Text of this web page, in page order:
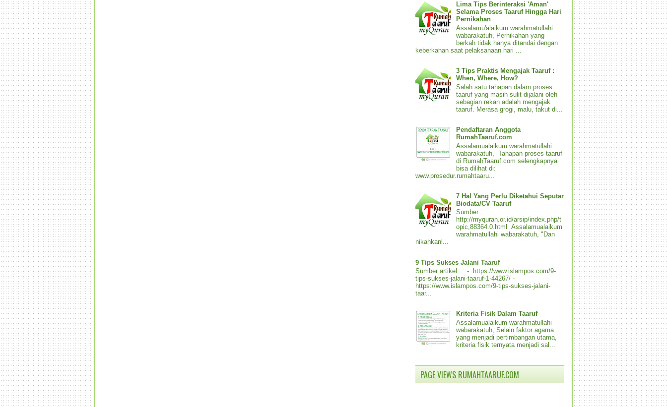
Lima Tips Berinteraksi 'Aman'
Selama Proses Taaruf Hingga Hari
Pernikahan
Assalamu'alaikum warahmatullahi
wabarakatuh, Pernikahan yang
berkah tidak hanya ditandai dengan
keberkahan saat pelaksanaan hari ...
3 Tips Praktis Mengajak Taaruf :
When, Where, How?
Salah satu tahapan dalam proses
taaruf yang masih sulit dijalani oleh
sebagian rekan adalah mengajak
taaruf. Merasa grogi, malu, takut di...
Pendaftaran Anggota
RumahTaaruf.com
Assalamualaikum warahmatullahi
wabarakatuh, Tahapan proses taaruf
di RumahTaaruf.com selengkapnya
bisa dilihat di:
www.prosedur.rumahtaaru...
7 Hal Yang Perlu Diketahui Seputar
Biodata/CV Taaruf
Sumber :
http://myquran.or.id/arsip/index.php/t
opic,88364.0.html Assalamualaikum
warahmatullahi wabarakatuh, "Dan
nikahkanl...
9 Tips Sukses Jalani Taaruf
Sumber artikel : - https://www.islampos.com/9-
tips-sukses-jalani-taaruf-1-44267/ -
https://www.islampos.com/9-tips-sukses-jalani-
taar...
Kriteria Fisik Dalam Taaruf
Assalamualaikum warahmatullahi
wabarakatuh, Selain faktor agama
yang menjadi pertimbangan utama,
kriteria fisik ternyata menjadi sal...
PAGE VIEWS RUMAHTAARUF.COM